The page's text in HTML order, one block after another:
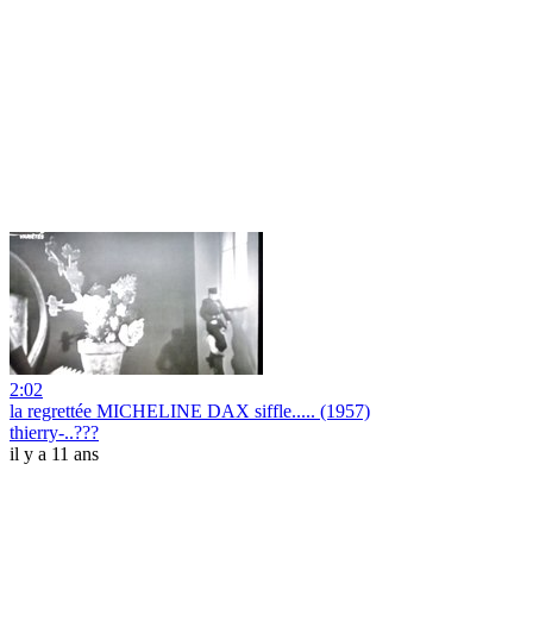
2:02
la regrettée MICHELINE DAX siffle..... (1957)
thierry-..???
il y a 11 ans